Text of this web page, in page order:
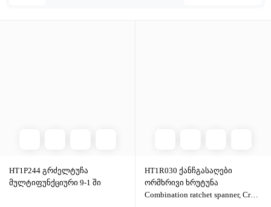
HT1P244 გრძელტუჩა
მულტიფუნქციური 9-1 ში
HT1R030 ქანჩგასაღები
ორმხრივი ხრუტუნა
Combination ratchet spanner, CrV